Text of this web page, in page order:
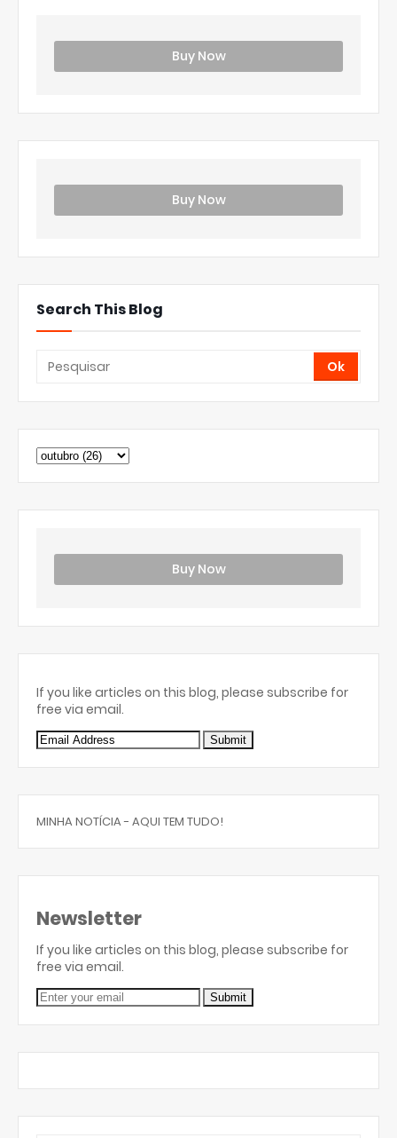
Buy Now
Buy Now
Search This Blog
Buy Now
If you like articles on this blog, please subscribe for
free via email.
MINHA NOTÍCIA - AQUI TEM TUDO!
Newsletter
If you like articles on this blog, please subscribe for
free via email.